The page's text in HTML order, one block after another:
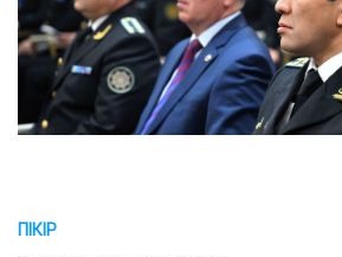
ПІКІР